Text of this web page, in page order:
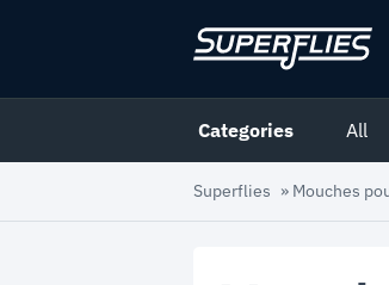
Categories All
Superflies » Mouches